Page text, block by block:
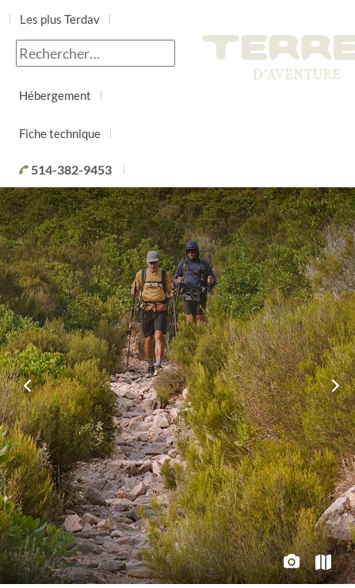
Les plus Terdav
Jour par jour
Hébergement
Fiche technique
514-382-9453